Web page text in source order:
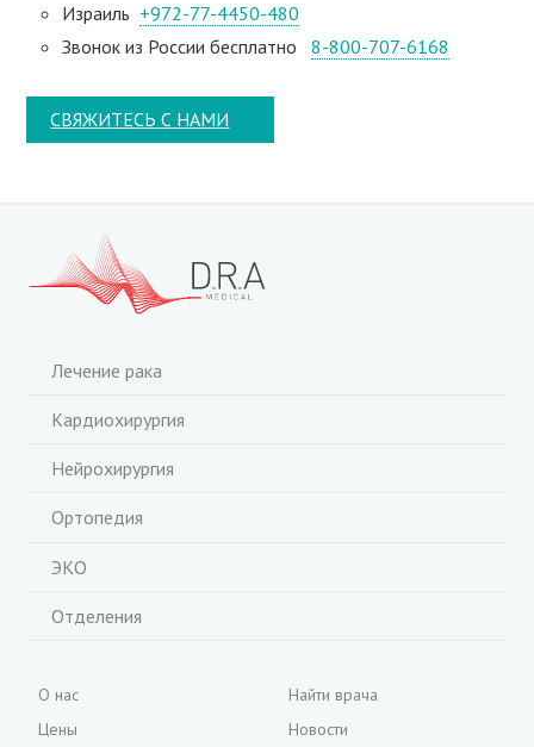
Израиль +972-77-4450-480
Звонок из России бесплатно8-800-707-6168
СВЯЖИТЕСЬ С НАМИ
Лечение рака
Кардиохирургия
Нейрохирургия
Ортопедия
ЭКО
Отделения
О нас
Цены
Найти врача
Новости